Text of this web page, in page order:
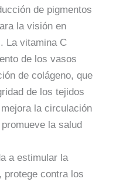
de pigmentos
la visión en
La vitamina C
de los vasos
de colágeno, que
de los tejidos
la circulación
la salud
a estimular la
protege contra los